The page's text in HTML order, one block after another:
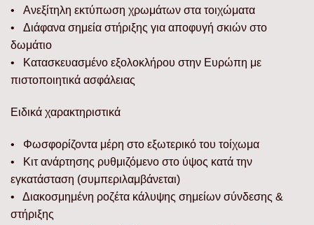
• Ανεξίτηλη εκτύπωση χρωμάτων στα τοιχώματα
• Διάφανα σημεία στήριξης για αποφυγή σκιών στο
δωμάτιο
• Κατασκευασμένο εξολοκλήρου στην Ευρώπη με
πιστοποιητικά ασφάλειας
Ειδικά χαρακτηριστικά
• Φωσφορίζοντα μέρη στο εξωτερικό του τοίχωμα
• Κιτ ανάρτησης ρυθμιζόμενο στο ύψος κατά την
εγκατάσταση (συμπεριλαμβάνεται)
• Διακοσμημένη ροζέτα κάλυψης σημείων σύνδεσης &
στήριξης